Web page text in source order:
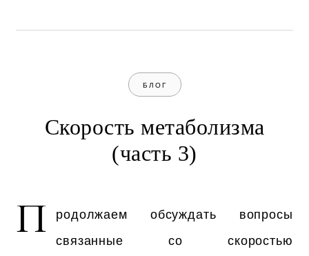
БЛОГ
Скорость метаболизма
(часть 3)
П
родолжаем обсуждать вопросы
связанные со скоростью